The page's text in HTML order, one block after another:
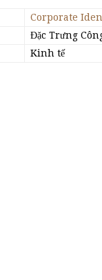
Corporate
Đặc Trưng
Kinh tế